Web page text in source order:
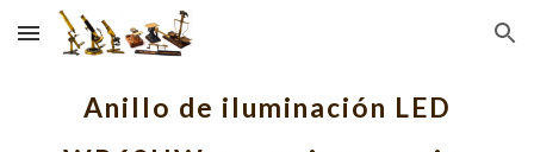
Skip to main content Skip to navigation
Anillo de iluminación LED